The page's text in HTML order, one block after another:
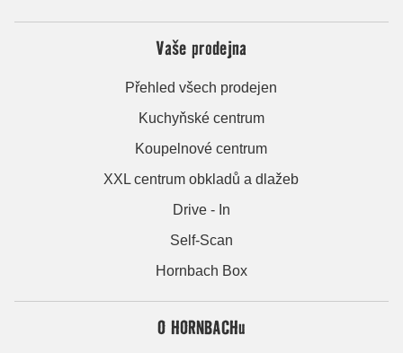
Vaše prodejna
Přehled všech prodejen
Kuchyňské centrum
Koupelnové centrum
XXL centrum obkladů a dlažeb
Drive - In
Self-Scan
Hornbach Box
O HORNBACHu